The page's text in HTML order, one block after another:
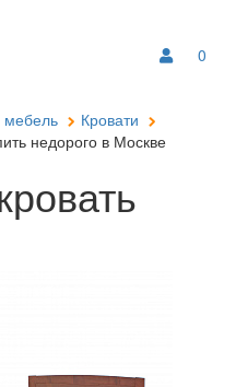
0
мебель
Кровати
недорого в Москве